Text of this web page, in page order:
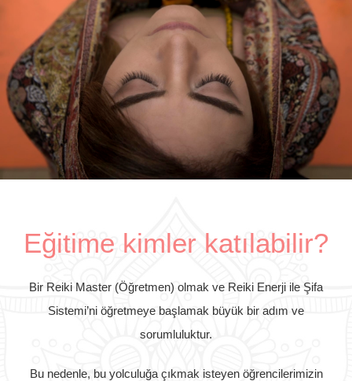
Eğitime kimler katılabilir?
Bir Reiki Master (Öğretmen) olmak ve Reiki Enerji ile Şifa
Sistemi’ni öğretmeye başlamak büyük bir adım ve
sorumluluktur.
Bu nedenle, bu yolculuğa çıkmak isteyen öğrencilerimizin